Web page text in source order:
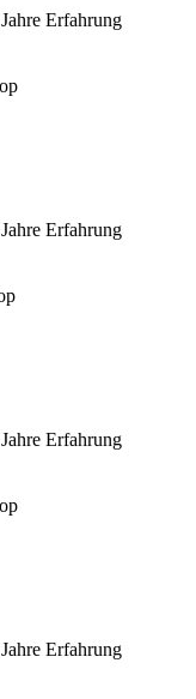
Jahre Erfahrung
Jahre Erfahrung
Jahre Erfahrung
Jahre Erfahrung